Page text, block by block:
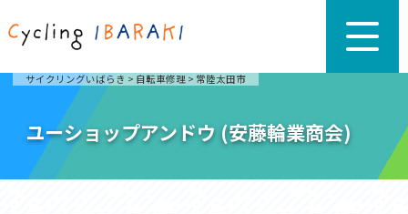
サイクリングいばらき > 自転車修理 > 常陸太田市
ユーショップアンドウ (安藤輪業商会)